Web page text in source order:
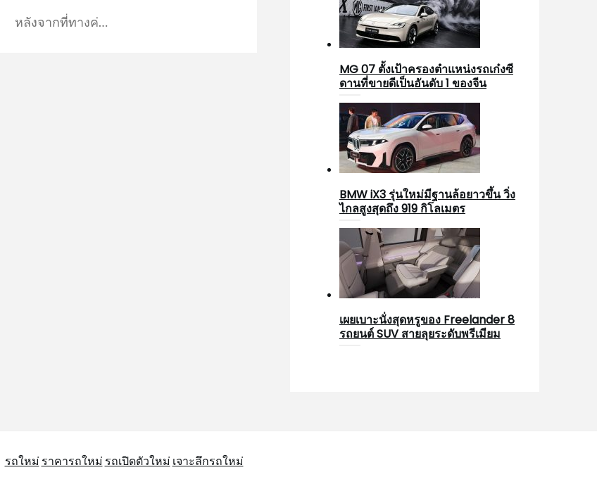
หลังจากที่ทางค่…
MG 07 ตั้งเป้าครองตำแหน่งรถเก๋งซี
ดานที่ขายดีเป็นอันดับ 1 ของจีน
BMW iX3 รุ่นใหม่มีฐานล้อยาวขึ้น วิ่ง
ไกลสูงสุดถึง 919 กิโลเมตร
เผยเบาะนั่งสุดหรูของ Freelander 8
รถยนต์ SUV สายลุยระดับพรีเมียม
รถใหม่ ราคารถใหม่ รถเปิดตัวใหม่ เจาะลึกรถใหม่